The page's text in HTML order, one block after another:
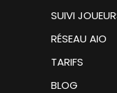
SUIVI
RÉSEAU AIO
TARIFS
BLOG